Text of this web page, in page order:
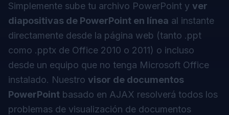
Simplemente sube tu archivo PowerPoint y ver
diapositivas de PowerPoint en línea al instante
directamente desde la página web (tanto .ppt
como .pptx de Office 2010 o 2011) o incluso
desde un equipo que no tenga Microsoft Office
instalado. Nuestro visor de documentos
PowerPoint basado en AJAX resolverá todos los
problemas de visualización de documentos